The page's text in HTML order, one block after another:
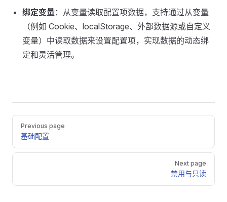
绑定变量：从变量读取配置项数据，支持通过从变量
（例如 Cookie、localStorage、外部数据源或自定义
变量）中读取数据来设置配置项，实现数据的动态绑
定和灵活管理。
Pager
Previous page
基础配置
Next page
禁用与只读